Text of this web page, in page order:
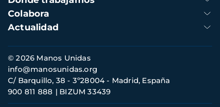
Colabora
Actualidad
Información
de
contacto
© 2026 Manos Unidas
C/ Barquillo, 38 - 3º28004 - Madrid, España
900 811 888
BIZUM 33439
info@manosunidas.org